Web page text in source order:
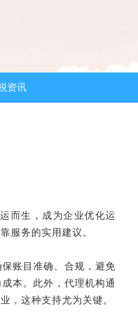
资讯
而生，成为企业优化运
服务的实用建议。
保账目准确、合规，避免
本。此外，代理机构通
，这种支持尤为关键。